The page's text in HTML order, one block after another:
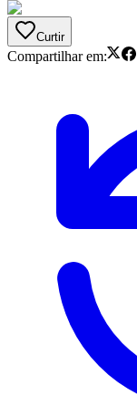
Curtir
Compartilhar em: